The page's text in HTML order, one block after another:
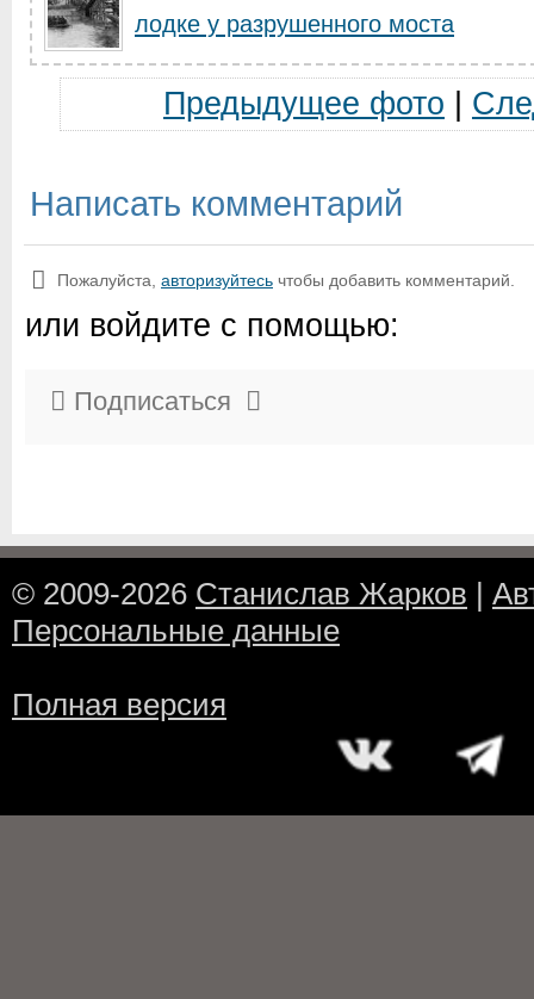
лодке у разрушенного моста
Предыдущее фото
Написать комментарий
Пожалуйста, авторизуйтесь чтобы добавить комментарий.
или войдите с помощью:
Подписаться
© 2009-2026 Станислав Жарков |
Персональные данные
Полная версия